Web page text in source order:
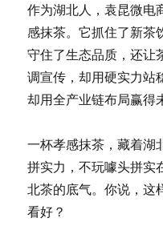
作为湖北人，袁昆微电
感抹茶。它抓住了新茶
守住了生态品质，还让
调宣传，却用硬实力站
却用全产业链布局赢得
一杯孝感抹茶，藏着湖
拼实力，不玩噱头拼实
北茶的底气。你说，这
看好？